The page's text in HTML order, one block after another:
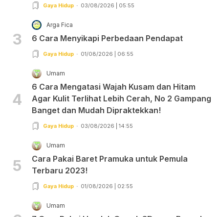
Gaya Hidup 03/08/2026 | 05:55
3
Arga Fica
6 Cara Menyikapi Perbedaan Pendapat
Gaya Hidup 01/08/2026 | 06:55
4
Umam
6 Cara Mengatasi Wajah Kusam dan Hitam
Agar Kulit Terlihat Lebih Cerah, No 2 Gampang
Banget dan Mudah Dipraktekkan!
Gaya Hidup 03/08/2026 | 14:55
5
Umam
Cara Pakai Baret Pramuka untuk Pemula
Terbaru 2023!
Gaya Hidup 01/08/2026 | 02:55
Umam